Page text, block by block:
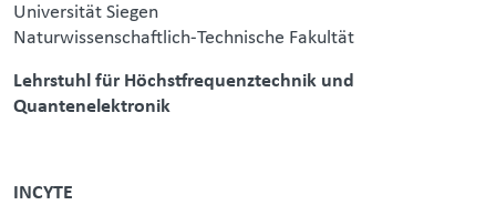
Universität Siegen
Naturwissenschaftlich-Technische Fakultät
Lehrstuhl für Höchstfrequenztechnik und
Quantenelektronik
INCYTE